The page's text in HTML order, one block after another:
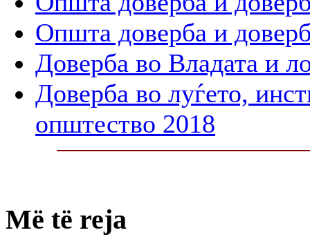
Општа доверба и
Доверба во Владата и
Доверба во луѓето,
општество 2018
Më të reja